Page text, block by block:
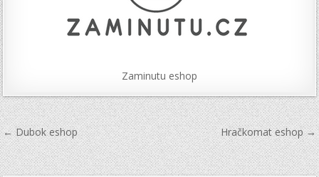
Zaminutu eshop
Navigace
pro
← Dubok eshop Hračkomat eshop →